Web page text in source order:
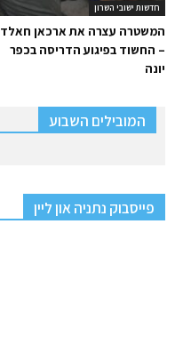
חדשות ישובי השרון
המשטרה עצרה את ארכאן חאלד
– החשוד בפיגוע הדריסה בכפר
יונה
המובילים השבוע
פייסבוק נתניה און ליין